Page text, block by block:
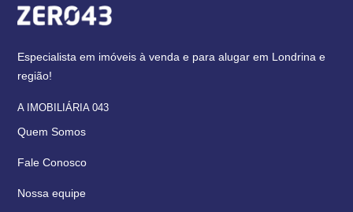
Especialista em imóveis à venda e para alugar em Londrina e
região!
A IMOBILIÁRIA 043
Quem Somos
Fale Conosco
Nossa equipe